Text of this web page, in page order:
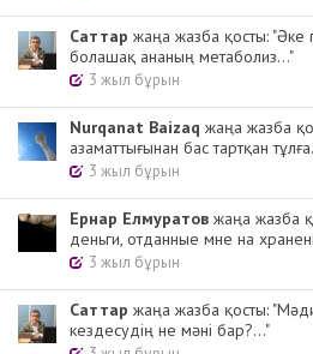
Cаттар жаңа жазба қосты: "Әке
болашақ ананың метаболиз..."
3 жыл бұрын
Nurqanat Baizaq жаңа жазба
азаматтығынан бас тартқан
3 жыл бұрын
Ернар Елмуратов жаңа жазба
деньги, отданные мне на
3 жыл бұрын
Cаттар жаңа жазба қосты:
кездесудің не мәні бар?..."